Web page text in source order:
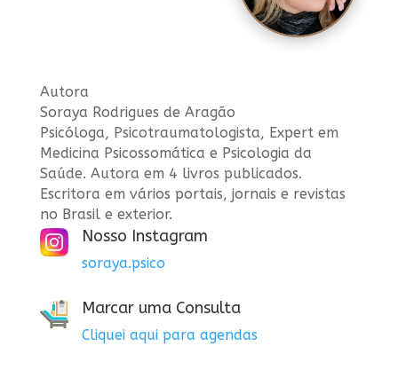
Autora
Soraya Rodrigues de Aragão
Psicóloga, Psicotraumatologista, Expert em
Medicina Psicossomática e Psicologia da
Saúde. Autora em 4 livros publicados.
Escritora em vários portais, jornais e revistas
no Brasil e exterior.
Nosso Instagram
soraya.psico
Marcar uma Consulta
Cliquei aqui para agendas